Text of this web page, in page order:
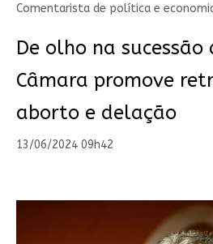
Comentarista de política e
De olho na sucessão
Câmara promove
aborto e delação
13/06/2024 09h42